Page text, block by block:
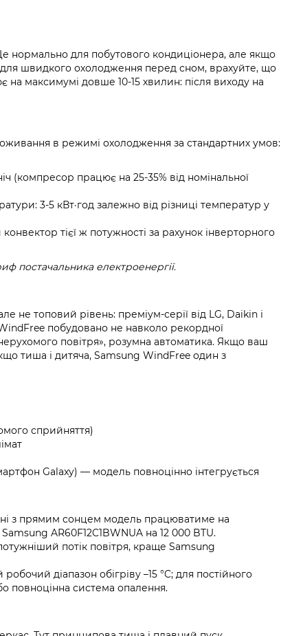
нормально для побутового кондиціонера, але якщо
швидкого охолодження перед сном, врахуйте, що
максимумі довше 10-15 хвилин: після виходу на
в режимі охолодження за стандартних умов:
(компресор працює на 25-35% від номінальної
3-5 кВт·год залежно від різниці температур у
тієї ж потужності за рахунок інверторного
постачальника електроенергії.
не топовий рівень: преміум-серії від LG, Daikin і
побудовано не навколо рекордної
повітря», розумна автоматика. Якщо ваш
тиша і дитяча, Samsung WindFree один з
сприйняття)
Galaxy) — модель повноцінно інтегрується
з прямим сонцем модель працюватиме на
AR60F12C1BWNUA на 12 000 BTU.
потік повітря, краще Samsung
діапазон обігріву –15 °C; для постійного
повноцінна система опалення.